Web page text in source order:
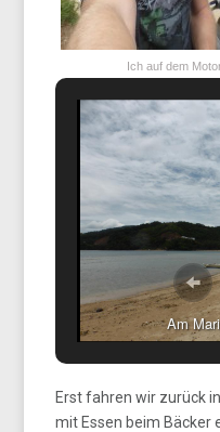
Ich auf dem
Am
Erst fahren wir zurück
mit Essen beim Bäcker